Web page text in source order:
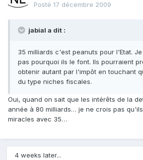
Posté 17 décembre 2009
jabial a dit :
35 milliards c'est peanuts pour l'Etat.
pas pourquoi ils le font. Ils pourraient
obtenir autant par l'impôt en touchant
du type niches fiscales.
Oui, quand on sait que les intérêts de la
année à 80 milliards… je ne crois pas
miracles avec 35…
4 weeks later...